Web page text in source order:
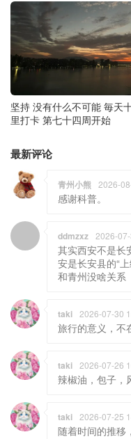
坚持 没有什么不可能 毎天
里打卡 第七十四周开始
最新评论
青州小熊 2026-
感谢科普。
ddmzxz 2026-
其实西安不是长
安是长安县的“
和青州没啥关系
taki 2026-07-30
旅行的意义，不
taki 2026-07-26
辣椒油，包子，
taki 2026-07-25
随着时间的推移